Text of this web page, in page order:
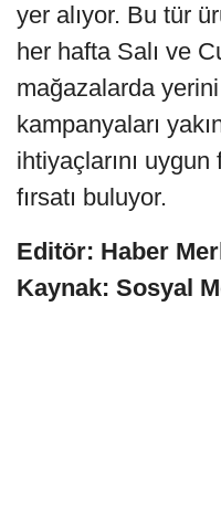
yer alıyor. Bu tür
her hafta Salı ve
mağazalarda
kampanyaları
ihtiyaçlarını
fırsatı buluyor.
Editör: Haber
Kaynak: Sosyal